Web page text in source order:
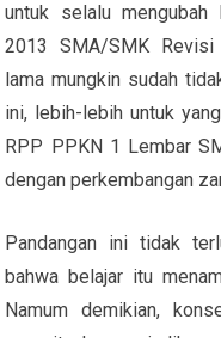
untuk selalu mengubah
2013 SMA/SMK Revisi
lama mungkin sudah
ini, lebih-lebih untuk
RPP PPKN 1 Lembar
dengan perkembangan
Pandangan ini tidak
bahwa belajar itu
Namum demikian,